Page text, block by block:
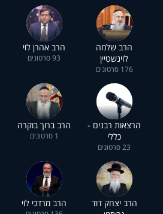
הרב שלמה
לוינשטיין
176 סרטונים
הרב אהרן לוי
93 סרטונים
הרצאות רבנים -
כללי
23 סרטונים
הרב ברוך בוקרה
1 סרטונים
הרב יצחק דוד
הרב מרדכי לוי